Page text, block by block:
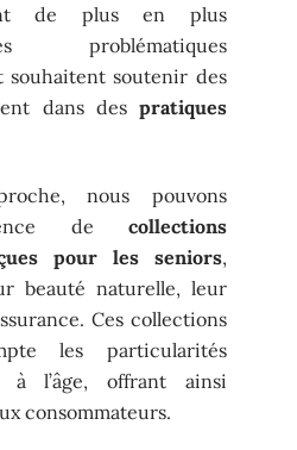
de plus en plus
problématiques
souhaitent soutenir des
dans des pratiques
nous pouvons
de collections
pour les seniors,
beauté naturelle, leur
Ces collections
les particularités
à l’âge, offrant ainsi
consommateurs.